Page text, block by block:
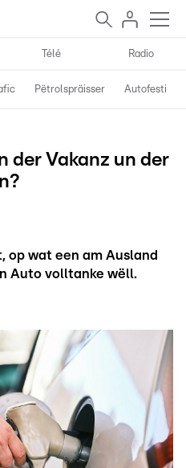
Télé Radio
Pëtrolspräisser Autofestival
der Vakanz un der
op wat een am Ausland
Auto volltanke wëll.